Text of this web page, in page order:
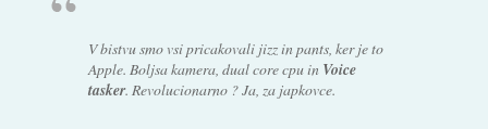
V bistvu smo vsi pricakovali jizz in pants, ker je to
Apple. Boljsa kamera, dual core cpu in Voice
tasker. Revolucionarno ? Ja, za japkovce.